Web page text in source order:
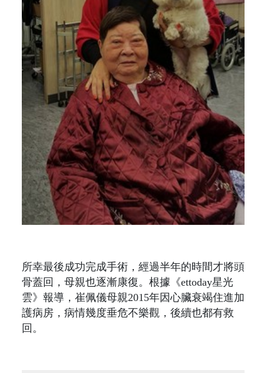
所幸最後成功完成手術，經過半年的時間才將頭
骨蓋回，母親也逐漸康復。根據《ettoday星光
雲》報導，崔佩儀母親2015年因心臟衰竭住進加
護病房，病情幾度垂危不樂觀，後續也都有救
回。